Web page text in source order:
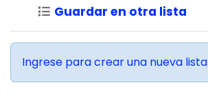
Guardar en otra lista
Ingrese para crear una nueva lista